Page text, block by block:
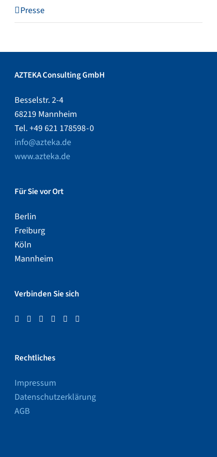
Presse
AZTEKA Consulting GmbH
Besselstr. 2-4
68219 Mannheim
Tel. +49 621 178598 - 0
info@azteka.de
www.azteka.de
Für Sie vor Ort
Berlin
Freiburg
Köln
Mannheim
Verbinden Sie sich
Rechtliches
Impressum
Datenschutzerklärung
AGB